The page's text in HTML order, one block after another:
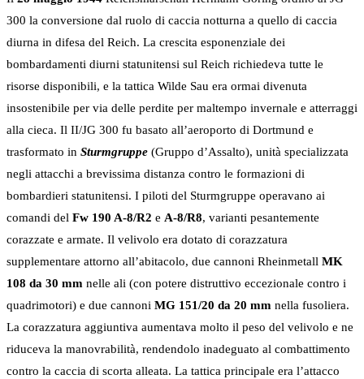
300 la conversione dal ruolo di caccia notturna a quello di caccia
diurna in difesa del Reich. La crescita esponenziale dei
bombardamenti diurni statunitensi sul Reich richiedeva tutte le
risorse disponibili, e la tattica Wilde Sau era ormai divenuta
insostenibile per via delle perdite per maltempo invernale e atterraggi
alla cieca. Il II/JG 300 fu basato all’aeroporto di Dortmund e
trasformato in Sturmgruppe (Gruppo d’Assalto), unità specializzata
negli attacchi a brevissima distanza contro le formazioni di
bombardieri statunitensi. I piloti del Sturmgruppe operavano ai
comandi del Fw 190 A-8/R2 e A-8/R8, varianti pesantemente
corazzate e armate. Il velivolo era dotato di corazzatura
supplementare attorno all’abitacolo, due cannoni Rheinmetall MK
108 da 30 mm nelle ali (con potere distruttivo eccezionale contro i
quadrimotori) e due cannoni MG 151/20 da 20 mm nella fusoliera.
La corazzatura aggiuntiva aumentava molto il peso del velivolo e ne
riduceva la manovrabilità, rendendolo inadeguato al combattimento
contro la caccia di scorta alleata. La tattica principale era l’attacco